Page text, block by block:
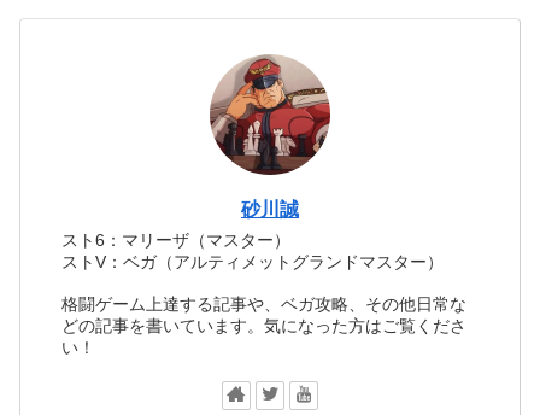
砂川誠
スト6：マリーザ（マスター）
ストV：ベガ（アルティメットグランドマスター）
格闘ゲーム上達する記事や、ベガ攻略、その他日常な
どの記事を書いています。気になった方はご覧くださ
い！